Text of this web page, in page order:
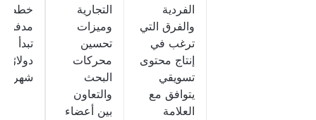
الفردية
والفرق التي
ترغب في
إنتاج محتوى
تسويقي
يتوافق مع
العلامة
التجارية
وميزات
تحسين
محركات
البحث
والتعاون
بين أعضاء
خطط
دولارًا
شهريًا